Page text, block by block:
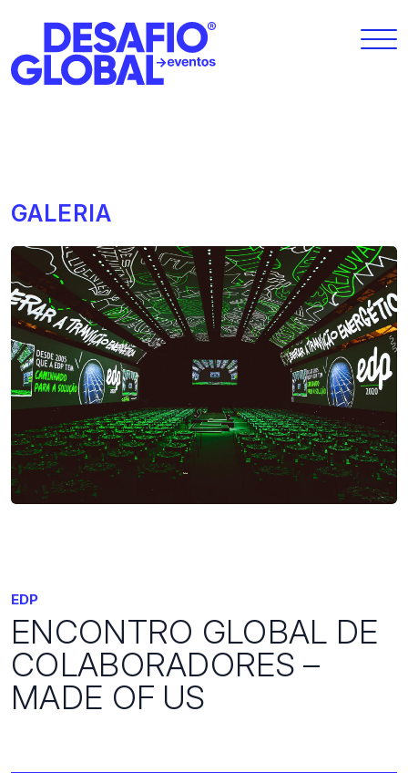
GALERIA
EDP
ENCONTRO GLOBAL DE
COLABORADORES –
MADE OF US